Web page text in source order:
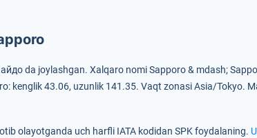
da joylashgan. Xalqaro nomi Sapporo & mdash;
kenglik 43.06, uzunlik 141.35. Vaqt zonasi Asia/Tokyo.
olayotganda uch harfli IATA kodidan SPKfoydalaning.